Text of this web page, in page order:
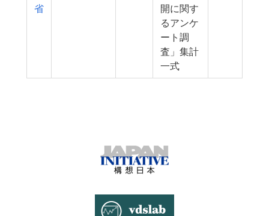
省
開に関す
るアンケ
ート調
査」集計
一式